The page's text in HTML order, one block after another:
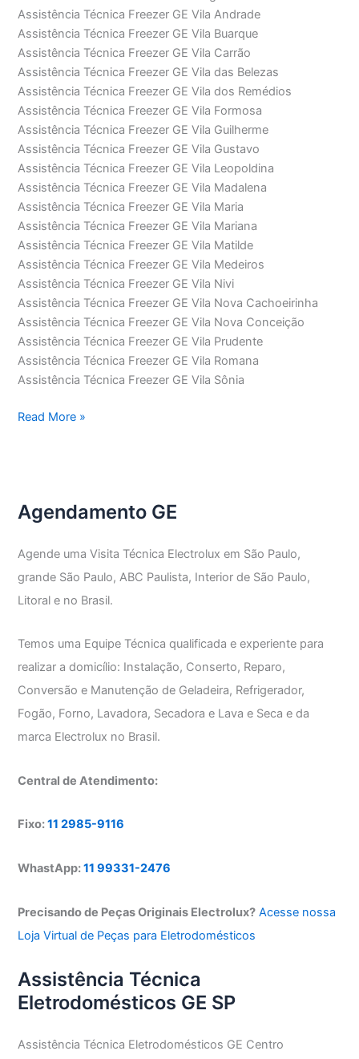
Assistência Técnica Freezer GE Vila Andrade
Assistência Técnica Freezer GE Vila Buarque
Assistência Técnica Freezer GE Vila Carrão
Assistência Técnica Freezer GE Vila das Belezas
Assistência Técnica Freezer GE Vila dos Remédios
Assistência Técnica Freezer GE Vila Formosa
Assistência Técnica Freezer GE Vila Guilherme
Assistência Técnica Freezer GE Vila Gustavo
Assistência Técnica Freezer GE Vila Leopoldina
Assistência Técnica Freezer GE Vila Madalena
Assistência Técnica Freezer GE Vila Maria
Assistência Técnica Freezer GE Vila Mariana
Assistência Técnica Freezer GE Vila Matilde
Assistência Técnica Freezer GE Vila Medeiros
Assistência Técnica Freezer GE Vila Nivi
Assistência Técnica Freezer GE Vila Nova Cachoeirinha
Assistência Técnica Freezer GE Vila Nova Conceição
Assistência Técnica Freezer GE Vila Prudente
Assistência Técnica Freezer GE Vila Romana
Assistência Técnica Freezer GE Vila Sônia
Assistência
Read More »
Agendamento GE
Agende uma Visita Técnica Electrolux em São Paulo,
grande São Paulo, ABC Paulista, Interior de São Paulo,
Litoral e no Brasil.
Temos uma Equipe Técnica qualificada e experiente para
realizar a domicílio: Instalação, Conserto, Reparo,
Conversão e Manutenção de Geladeira, Refrigerador,
Fogão, Forno, Lavadora, Secadora e Lava e Seca e da
marca Electrolux no Brasil.
Central de Atendimento:
Fixo:11 2985-9116
WhastApp:11 99331-2476
Precisando de Peças Originais Electrolux? Acesse nossa
Loja Virtual de Peças para Eletrodomésticos
Assistência Técnica
Eletrodomésticos GE SP
Assistência Técnica Eletrodomésticos GE Centro